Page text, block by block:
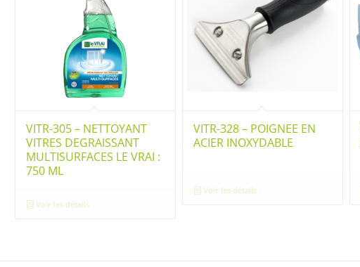
VITR-305 – NETTOYANT
VITRES DEGRAISSANT
MULTISURFACES LE VRAI :
750 ML
Voir les détails
VITR-328 – POIGNEE EN
ACIER INOXYDABLE
Voir les détails